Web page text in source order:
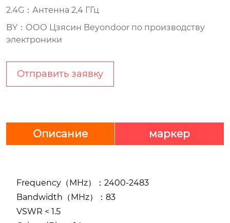
2.4G：Антенна 2,4 ГГц
BY：ООО Цзясин Beyondoor по производству
электроники
Отправить заявку
Описание маркер
Frequency（MHz）：2400-2483
Bandwidth（MHz）：83
VSWR < 1.5